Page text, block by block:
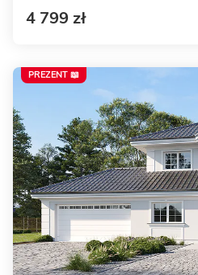
4 799 zł
PREZENT 📖